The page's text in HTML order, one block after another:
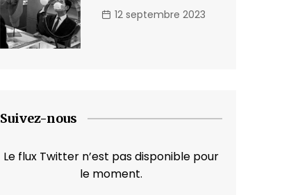
12 septembre 2023
Suivez-nous
Le flux Twitter n’est pas disponible pour
le moment.